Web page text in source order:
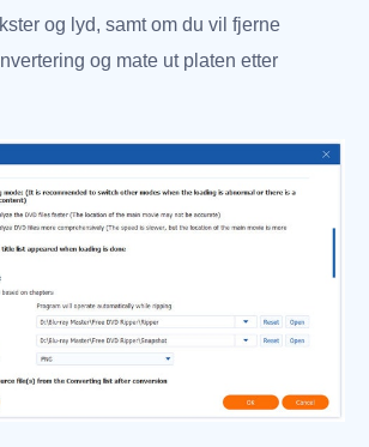
og lyd, samt om du vil fjerne
og mate ut platen etter